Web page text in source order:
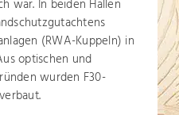
war. In beiden Hallen
(RWA-Kuppeln) in
optischen und
wurden F30-